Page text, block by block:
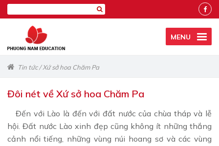
MENU
Tin tức/Xứ sở hoa Chăm Pa
Đôi nét về Xứ sở hoa Chăm Pa
Đến với Lào là đến với đất nước của chùa tháp và lễ
hội. Đất nước Lào xinh đẹp cũng không ít những thắng
cảnh nổi tiếng, những vùng núi hoang sơ và các vùng